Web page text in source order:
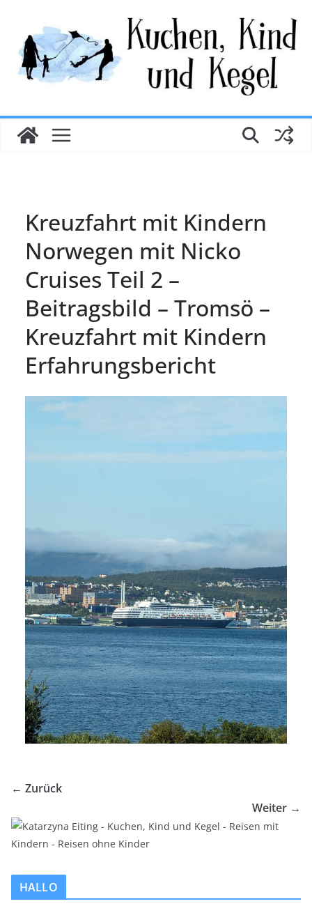
springen
Kreuzfahrt mit Kindern
Norwegen mit Nicko
Cruises Teil 2 –
Beitragsbild – Tromsö –
Kreuzfahrt mit Kindern
Erfahrungsbericht
← Zurück
Weiter →
HALLO